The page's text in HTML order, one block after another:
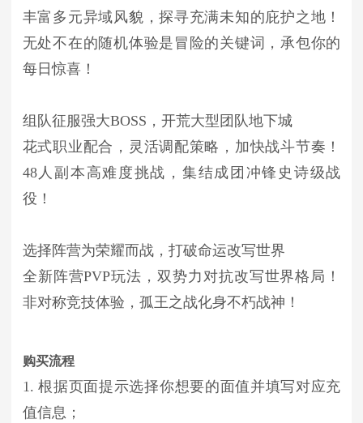
丰富多元异域风貌，探寻充满未知的庇护之地！
无处不在的随机体验是冒险的关键词，承包你的
每日惊喜！
组队征服强大BOSS，开荒大型团队地下城
花式职业配合，灵活调配策略，加快战斗节奏！
48人副本高难度挑战，集结成团冲锋史诗级战
役！
选择阵营为荣耀而战，打破命运改写世界
全新阵营PVP玩法，双势力对抗改写世界格局！
非对称竞技体验，孤王之战化身不朽战神！
购买流程
1. 根据页面提示选择你想要的面值并填写对应充
值信息；